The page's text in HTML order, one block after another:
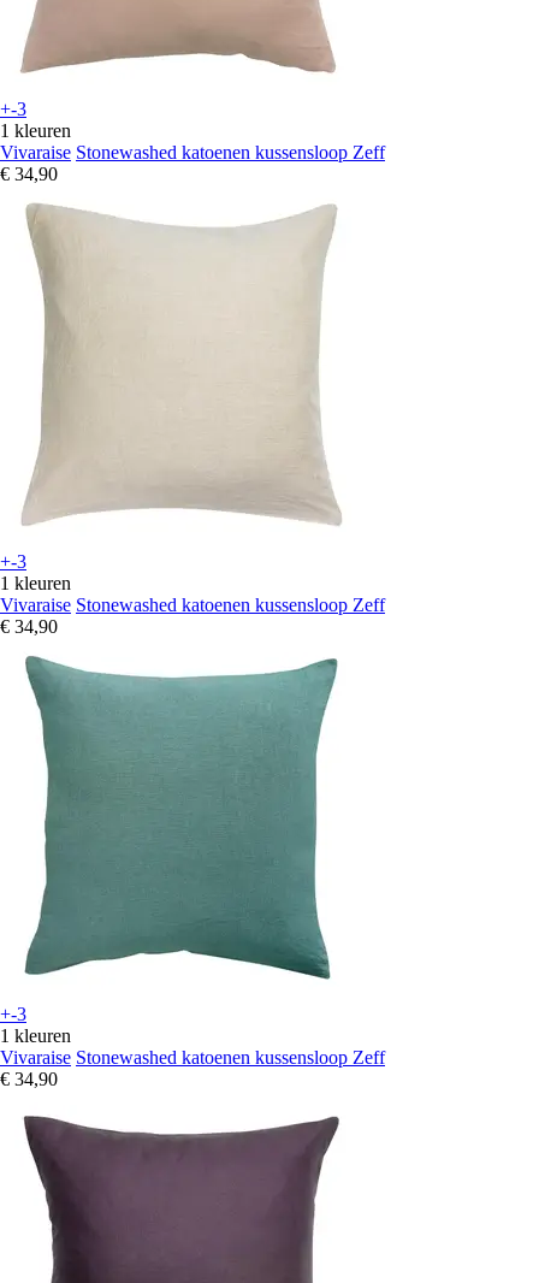
+-3
1 kleuren
Vivaraise Stonewashed katoenen kussensloop Zeff
€ 34,90
+-3
1 kleuren
Vivaraise Stonewashed katoenen kussensloop Zeff
€ 34,90
+-3
1 kleuren
Vivaraise Stonewashed katoenen kussensloop Zeff
€ 34,90